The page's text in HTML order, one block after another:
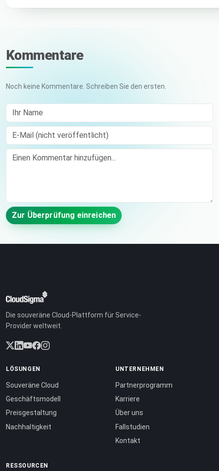
Kommentare
Noch keine Kommentare. Schreiben Sie den ersten.
Ihr Name
E-Mail (nicht veröffentlicht)
Comment
Zur Überprüfung einreichen
Die souveräne Cloud-Plattform für Service-
Provider weltweit.
LÖSUNGEN
Souveräne Cloud
Geschäftsmodell
Preisgestaltung
Nachhaltigkeit
UNTERNEHMEN
Partnerprogramm
Karriere
Über uns
Fallstudien
Kontakt
RESSOURCEN